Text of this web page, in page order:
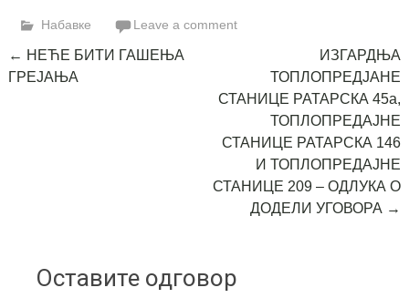
Набавке Leave a comment
Post
navigation
← НЕЋЕ БИТИ ГАШЕЊА
ГРЕЈАЊА
ИЗГАРДЊА
ТОПЛОПРЕДЈАНЕ
СТАНИЦЕ РАТАРСКА 45а,
ТОПЛОПРЕДАЈНЕ
СТАНИЦЕ РАТАРСКА 146
И ТОПЛОПРЕДАЈНЕ
СТАНИЦЕ 209 – ОДЛУКА О
ДОДЕЛИ УГОВОРА →
Оставите одговор